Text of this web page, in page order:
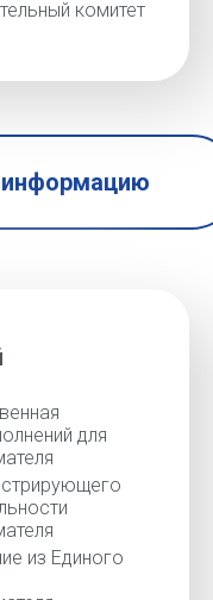
комитет
для
из Единого